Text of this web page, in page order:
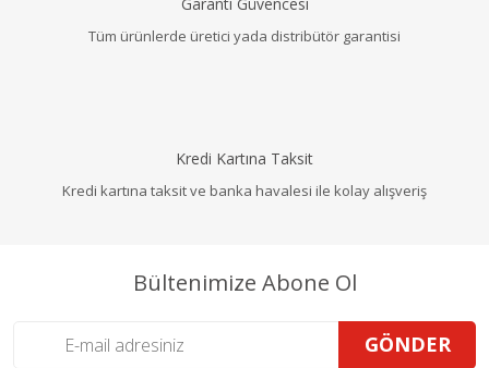
Tüm ürünlerde üretici yada distribütör garantisi
Kredi Kartına Taksit
Kredi kartına taksit ve banka havalesi ile kolay alışveriş
Bültenimize Abone Ol
GÖNDER